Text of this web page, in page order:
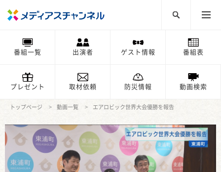
番組一覧 出演者 ゲスト情報 番組表
プレゼント 取材依頼 防災情報 動画検索
トップページ 動画一覧 エアロビック世界大会優勝を報告